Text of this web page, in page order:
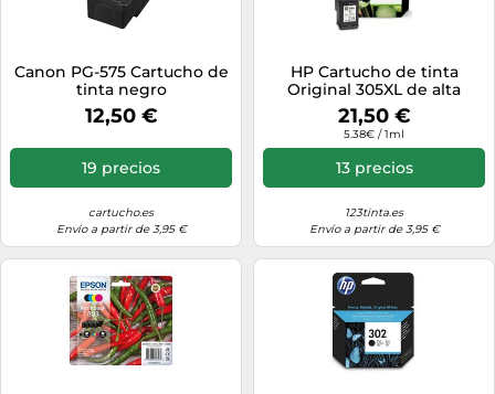
Canon PG-575 Cartucho de
tinta negro
12,50 €
19 precios
cartucho.es
Envío a partir de 3,95 €
HP Cartucho de tinta
Original 305XL de alta
capacidad negro
21,50 €
5.38€ / 1ml
13 precios
123tinta.es
Envío a partir de 3,95 €